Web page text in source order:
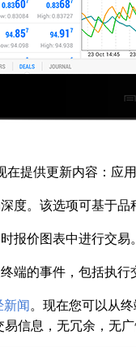
提供更新内容：应
度。该选项可基于品
报价图表中进行交易
端的事件，包括执行
新闻。现在您可以从
信息，无冗余，无广